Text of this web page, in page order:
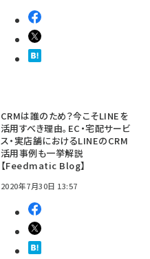
CRMは誰のため？今こそLINEを
活用すべき理由。EC・宅配サービ
ス・実店舗におけるLINEのCRM
活用事例も一挙解説
【Feedmatic Blog】
2020年7月30日 13:57